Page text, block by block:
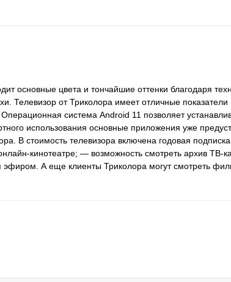
основные цвета и тончайшие оттенки благодаря
Телевизор от Триколора имеет отличные показатели
система Android 11 позволяет
использования основные приложения уже
В стоимость телевизора включена годовая
кинотеатре; — возможность смотреть архив ТВ-
А еще клиенты Триколора могут смотреть